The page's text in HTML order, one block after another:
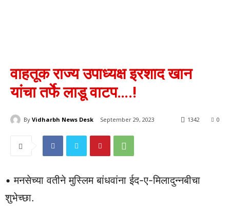
वाहतूक राज्य उपाध्यक्ष इरशाद खान
यांचा तर्फे लाडू वाटप….!
By Vidharbh News Desk September 29, 2023 0
1342
• मनसेच्या वतीने मुस्लिम बांधवांना ईद-ए-मिलादुन्नबीचा
शुभेच्छा.